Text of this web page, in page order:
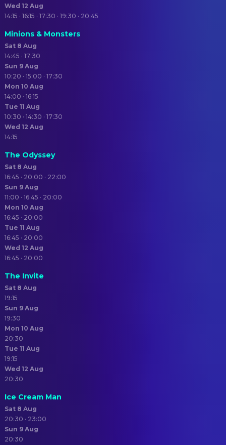
Wed 12 Aug
14:15 · 16:15 · 17:30 · 19:30 · 20:45
Minions & Monsters
Sat 8 Aug
14:45 · 17:30
Sun 9 Aug
10:20 · 15:00 · 17:30
Mon 10 Aug
14:00 · 16:15
Tue 11 Aug
10:30 · 14:30 · 17:30
Wed 12 Aug
14:15
The Odyssey
Sat 8 Aug
16:45 · 20:00 · 22:00
Sun 9 Aug
11:00 · 16:45 · 20:00
Mon 10 Aug
16:45 · 20:00
Tue 11 Aug
16:45 · 20:00
Wed 12 Aug
16:45 · 20:00
The Invite
Sat 8 Aug
19:15
Sun 9 Aug
19:30
Mon 10 Aug
20:30
Tue 11 Aug
19:15
Wed 12 Aug
20:30
Ice Cream Man
Sat 8 Aug
20:30 · 23:00
Sun 9 Aug
20:30